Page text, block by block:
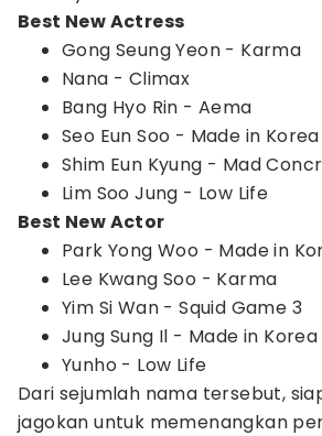
Best New Actress
Gong Seung Yeon - Karma
Nana - Climax
Bang Hyo Rin - Aema
Seo Eun Soo - Made in Korea
Shim Eun Kyung - Mad
Lim Soo Jung - Low Life
Best New Actor
Park Yong Woo - Made in
Lee Kwang Soo - Karma
Yim Si Wan - Squid Game 3
Jung Sung Il - Made in Korea
Yunho - Low Life
Dari sejumlah nama tersebut,
jagokan untuk memenangkan